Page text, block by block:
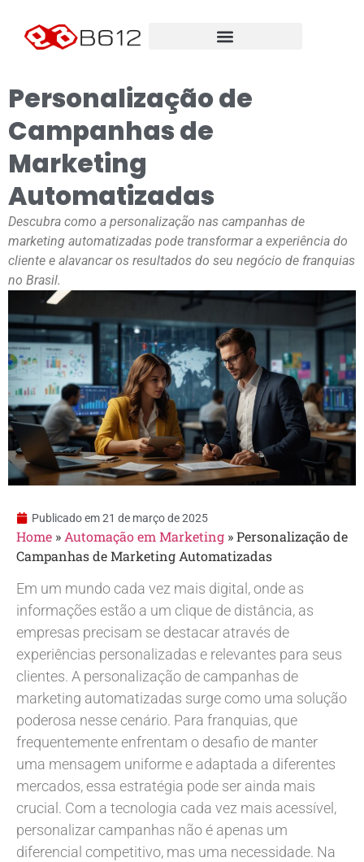
Personalização de
Campanhas de
Marketing
Automatizadas
Descubra como a personalização nas campanhas de
marketing automatizadas pode transformar a experiência do
cliente e alavancar os resultados do seu negócio de franquias
no Brasil.
Publicado em21 de março de 2025
Home » Automação em Marketing »Personalização de
Campanhas de Marketing Automatizadas
Em um mundo cada vez mais digital, onde as
informações estão a um clique de distância, as
empresas precisam se destacar através de
experiências personalizadas e relevantes para seus
clientes. A personalização de campanhas de
marketing automatizadas surge como uma solução
poderosa nesse cenário. Para franquias, que
frequentemente enfrentam o desafio de manter
uma mensagem uniforme e adaptada a diferentes
mercados, essa estratégia pode ser ainda mais
crucial. Com a tecnologia cada vez mais acessível,
personalizar campanhas não é apenas um
diferencial competitivo, mas uma necessidade. Na